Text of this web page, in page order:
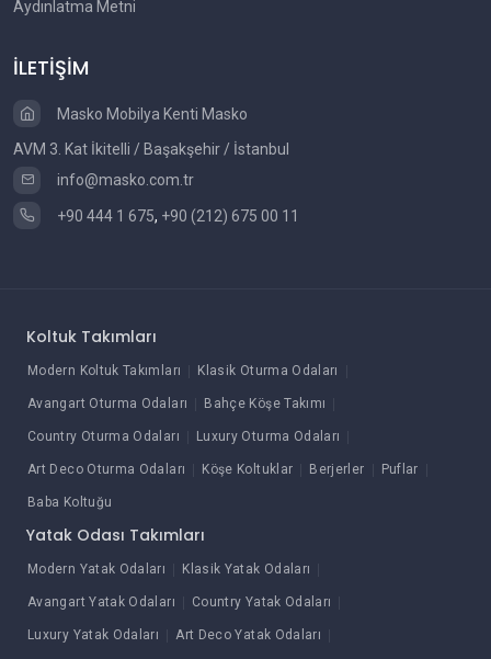
Aydınlatma Metni
İLETİŞİM
Masko Mobilya Kenti Masko
AVM 3. Kat İkitelli / Başakşehir / İstanbul
info@masko.com.tr
+90 444 1 675, +90 (212) 675 00 11
Koltuk Takımları
Modern Koltuk Takımları Klasik Oturma Odaları
Avangart Oturma Odaları Bahçe Köşe Takımı
Country Oturma Odaları Luxury Oturma Odaları
Art Deco Oturma Odaları Köşe Koltuklar Berjerler Puflar
Baba Koltuğu
Yatak Odası Takımları
Modern Yatak Odaları Klasik Yatak Odaları
Avangart Yatak Odaları Country Yatak Odaları
Luxury Yatak Odaları Art Deco Yatak Odaları